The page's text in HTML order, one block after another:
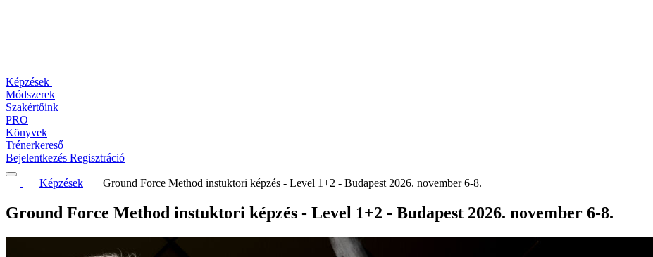
Képzések
Módszerek
Szakértőink
PRO
Könyvek
Trénerkereső
Bejelentkezés Regisztráció
Képzések Ground Force Method instuktori képzés - Level 1+2 - Budapest 2026. november 6-8.
Ground Force Method instuktori képzés - Level 1+2 - Budapest 2026. november 6-8.